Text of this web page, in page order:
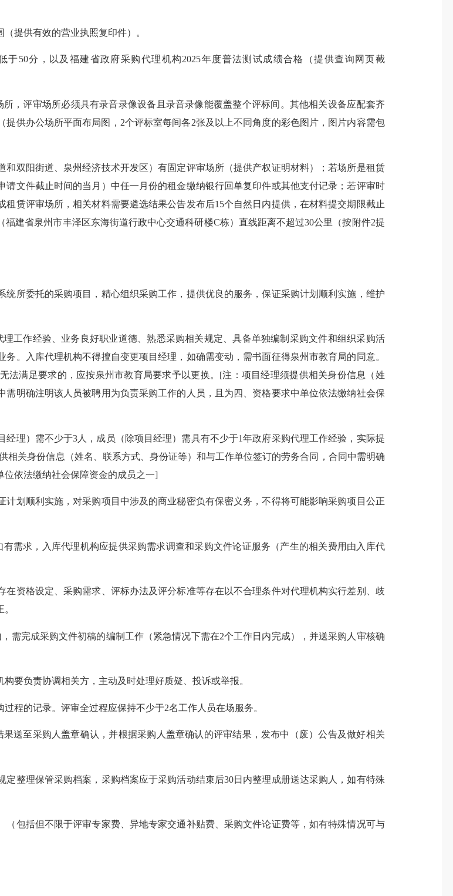
提供有效的营业执照复印件）。
分，以及福建省政府采购代理机构2025年度普法测试成绩合格（提供查询网页截
评审场所必须具有录音录像设备且录音录像能覆盖整个评标间。其他相关设备应配套齐
供办公场所平面布局图，2个评标室每间各2张及以上不同角度的彩色图片，图片内容需包
阳街道、泉州经济技术开发区）有固定评审场所（提供产权证明材料）；若场所是租赁
文件截止时间的当月）中任一月份的租金缴纳银行回单复印件或其他支付记录；若评审时
赁评审场所，相关材料需要遴选结果公告发布后15个自然日内提供，在材料提交期限截止
建省泉州市丰泽区东海街道行政中心交通科研楼C栋）直线距离不超过30公里（按附件2提
委托的采购项目，精心组织采购工作，提供优良的服务，保证采购计划顺利实施，维护
作经验、业务良好职业道德、熟悉采购相关规定、具备单独编制采购文件和组织采购活
。入库代理机构不得擅自变更项目经理，如确需变动，需书面征得泉州市教育局的同意。
法满足要求的，应按泉州市教育局要求予以更换。[注：项目经理须提供相关身份信息（姓
明确注明该人员被聘用为负责采购工作的人员，且为四、资格要求中单位依法缴纳社会保
）需不少于3人，成员（除项目经理）需具有不少于1年政府采购代理工作经验，实际提
关身份信息（姓名、联系方式、身份证等）和与工作单位签订的劳务合同，合同中需明确
依法缴纳社会保障资金的成员之一]
顺利实施，对采购项目中涉及的商业秘密负有保密义务，不得将可能影响采购项目公正
求，入库代理机构应提供采购需求调查和采购文件论证服务（产生的相关费用由入库代
格设定、采购需求、评标办法及评分标准等存在以不合理条件对代理机构实行差别、歧
须提出并予以改正。
完成采购文件初稿的编制工作（紧急情况下需在2个工作日内完成），并送采购人审核确
负责协调相关方，主动及时处理好质疑、投诉或举报。
的记录。评审全过程应保持不少于2名工作人员在场服务。
至采购人盖章确认，并根据采购人盖章确认的评审结果，发布中（废）公告及做好相关
理保管采购档案，采购档案应于采购活动结束后30日内整理成册送达采购人，如有特殊
括但不限于评审专家费、异地专家交通补贴费、采购文件论证费等，如有特殊情况可与